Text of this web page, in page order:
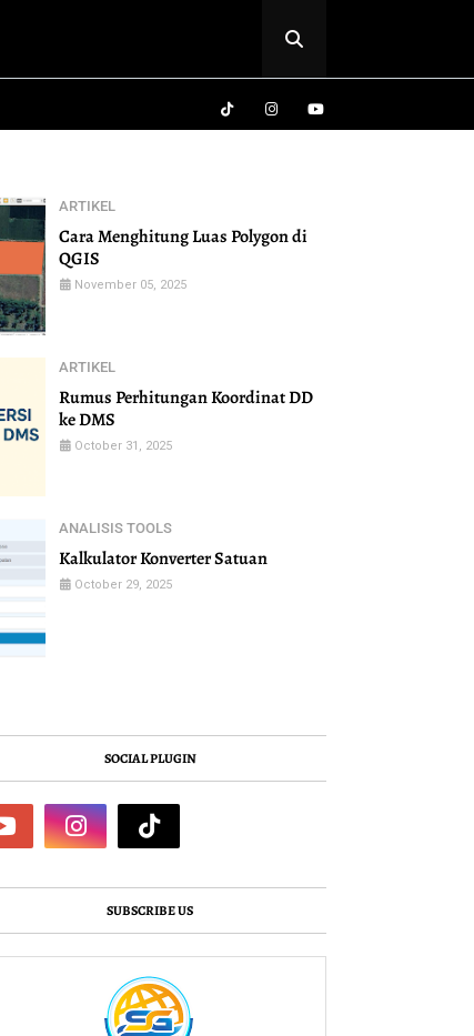
ARTIKEL
Cara Menghitung Luas Polygon di
QGIS
November 05, 2025
ARTIKEL
Rumus Perhitungan Koordinat DD
ke DMS
October 31, 2025
ANALISIS TOOLS
Kalkulator Konverter Satuan
October 29, 2025
SOCIAL PLUGIN
SUBSCRIBE US